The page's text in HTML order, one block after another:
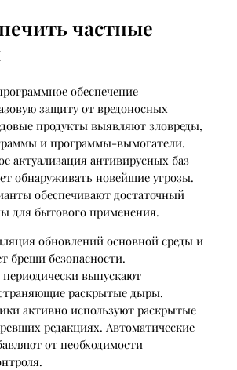
частные
обеспечение
защиту от вредоносных
продукты выявляют зловреды,
и программы-вымогатели.
актуализация антивирусных баз
обнаруживать новейшие угрозы.
обеспечивают достаточный
для бытового применения.
обновлений основной среды и
бреши безопасности.
выпускают
раскрытые дыры.
активно используют раскрытые
редакциях. Автоматические
от необходимости